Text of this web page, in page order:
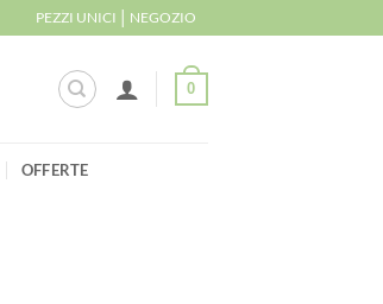
PEZZI UNICI | NEGOZIO
0
OFFERTE